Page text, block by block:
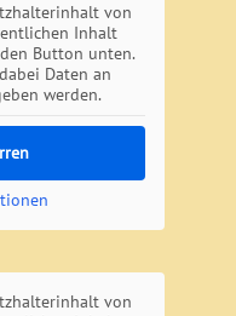
von
Inhalt
Button unten.
Daten an
werden.
von